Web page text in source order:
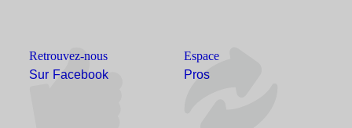
Retrouvez-nous
Sur Facebook
Espace
Pros